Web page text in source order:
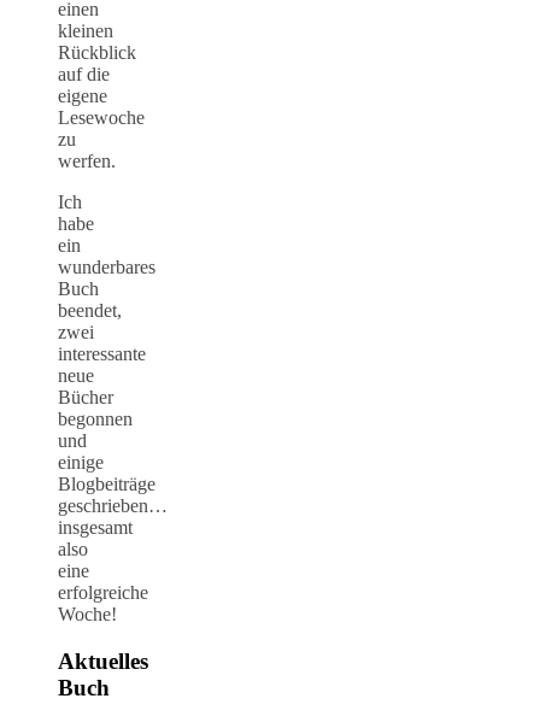
einen
kleinen
Rückblick
auf die
eigene
Lesewoche
zu
werfen.
Ich
habe
ein
wunderbares
Buch
beendet,
zwei
interessante
neue
Bücher
begonnen
und
einige
Blogbeiträge
geschrieben…
insgesamt
also
eine
erfolgreiche
Woche!
Aktuelles
Buch